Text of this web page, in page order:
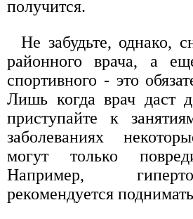
получится.
Не забудьте, однако,
районного врача, а
спортивного - это
Лишь когда врач даст
приступайте к
заболеваниях
могут только
Например,
рекомендуется